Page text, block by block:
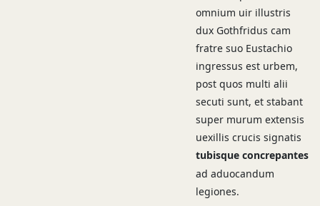
omnium uir illustris
dux Gothfridus cam
fratre suo Eustachio
ingressus est urbem,
post quos multi alii
secuti sunt, et stabant
super murum extensis
uexillis crucis signatis
tubisque concrepantes
ad aduocandum
legiones.